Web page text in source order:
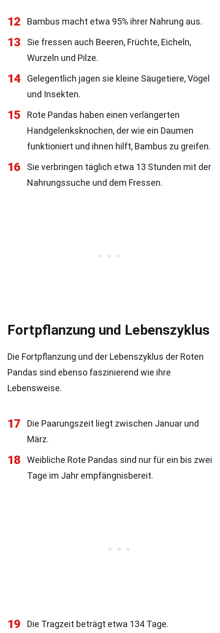
12 Bambus macht etwa 95% ihrer Nahrung aus.
13
Sie fressen auch Beeren, Früchte, Eicheln,
Wurzeln und Pilze.
14
Gelegentlich jagen sie kleine Säugetiere, Vögel
und Insekten.
15
Rote Pandas haben einen verlängerten
Handgelenksknochen, der wie ein Daumen
funktioniert und ihnen hilft, Bambus zu greifen.
16
Sie verbringen täglich etwa 13 Stunden mit der
Nahrungssuche und dem Fressen.
Fortpflanzung und Lebenszyklus
Die Fortpflanzung und der Lebenszyklus der Roten
Pandas sind ebenso faszinierend wie ihre
Lebensweise.
17
Die Paarungszeit liegt zwischen Januar und
März.
18
Weibliche Rote Pandas sind nur für ein bis zwei
Tage im Jahr empfängnisbereit.
19 Die Tragzeit beträgt etwa 134 Tage.